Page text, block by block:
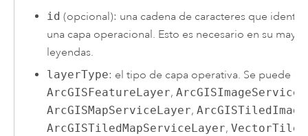
id (opcional): una cadena de caracteres que
una capa operacional. Esto es necesario en su
leyendas.
layerType: el tipo de capa operativa. Se puede
ArcGISFeatureLayer,
ArcGISMapServiceLayer,
ArcGISTiledMapServiceLayer,